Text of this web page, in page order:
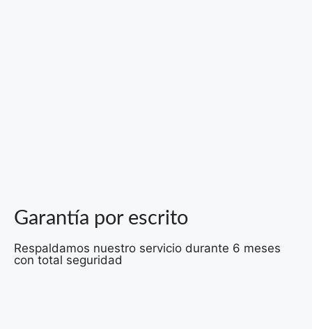
Garantía por escrito
Respaldamos nuestro servicio durante 6 meses
con total seguridad